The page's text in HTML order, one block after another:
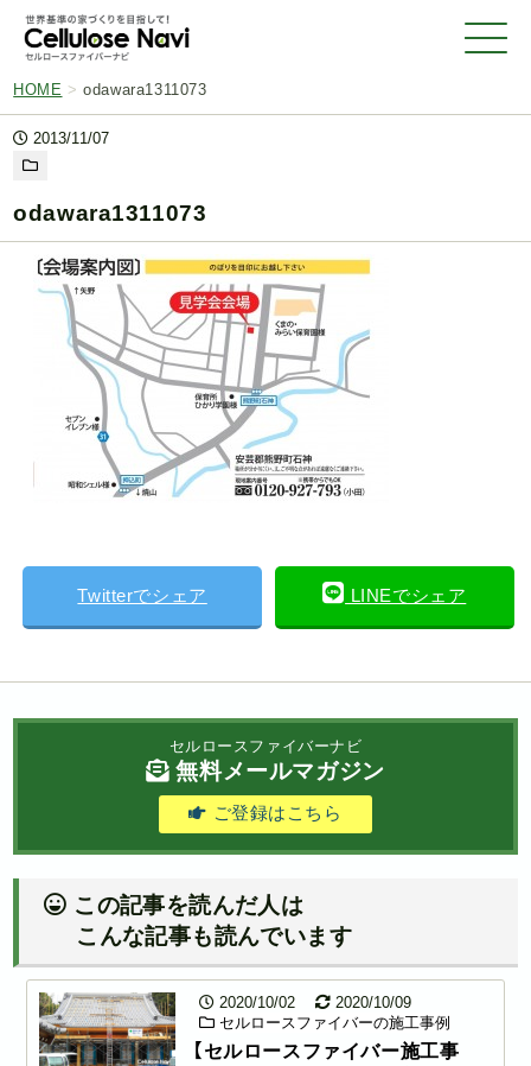
HOME >odawara1311073
2013/11/07
odawara1311073
Twitterでシェア LINEでシェア
セルロースファイバーナビ
無料メールマガジン
ご登録はこちら
この記事を読んだ人は
こんな記事も読んでいます
2020/10/02
2020/10/09
セルロースファイバーの施工事例
【セルロースファイバー施工事